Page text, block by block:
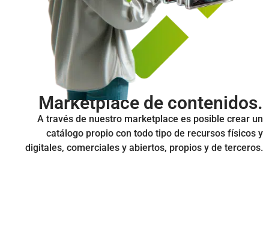
Marketplace de contenidos.
A través de nuestro marketplace es posible crear un
catálogo propio con todo tipo de recursos físicos y
digitales, comerciales y abiertos, propios y de terceros.